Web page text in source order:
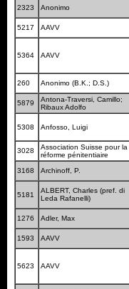
2323 Anonimo
5217 AAVV
5364 AAVV
260 Anonimo (B.K.; D.S.)
5879
Antona-Traversi, Camillo;
Ribaux Adolfo
5308 Anfosso, Luigi
3028
Association Suisse pour la
réforme pénitentiaire
3168 Archinoff, P.
5181
ALBERT, Charles (pref. di
Leda Rafanelli)
1276 Adler, Max
1593 AAVV
5623 AAVV